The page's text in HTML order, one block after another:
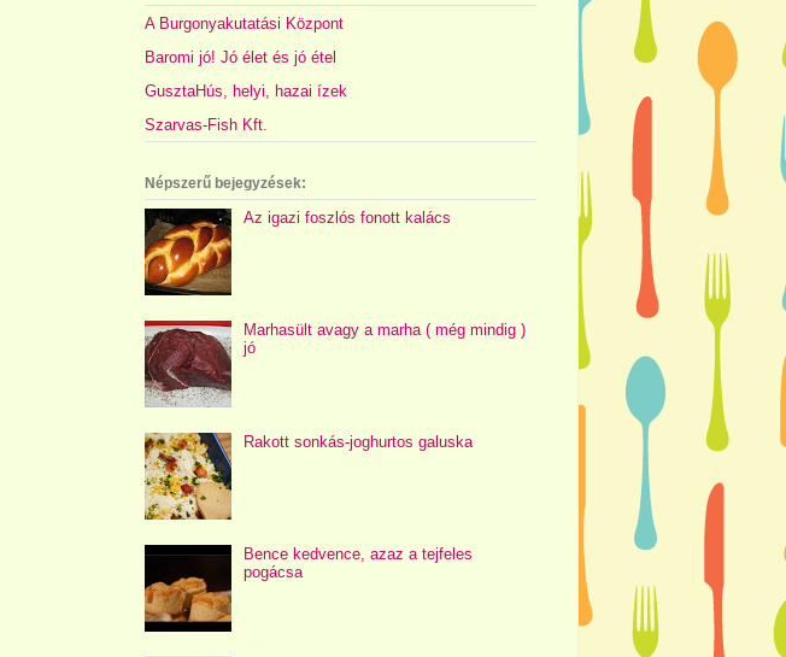
A Burgonyakutatási Központ
Baromi jó! Jó élet és jó étel
GusztaHús, helyi, hazai ízek
Szarvas-Fish Kft.
Népszerű bejegyzések:
Az igazi foszlós fonott kalács
Marhasült avagy a marha ( még mindig )
jó
Rakott sonkás-joghurtos galuska
Bence kedvence, azaz a tejfeles
pogácsa